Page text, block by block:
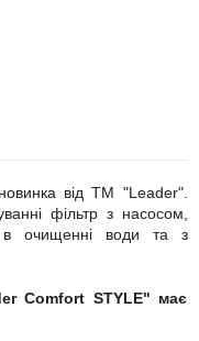
від ТМ "Leader".
фільтр з насосом,
очищенні води та з
Comfort STYLE" має